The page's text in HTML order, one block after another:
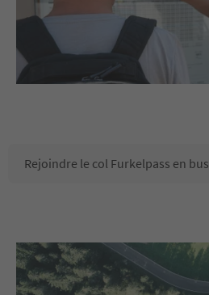
Rejoindre le col Furkelpass en bus